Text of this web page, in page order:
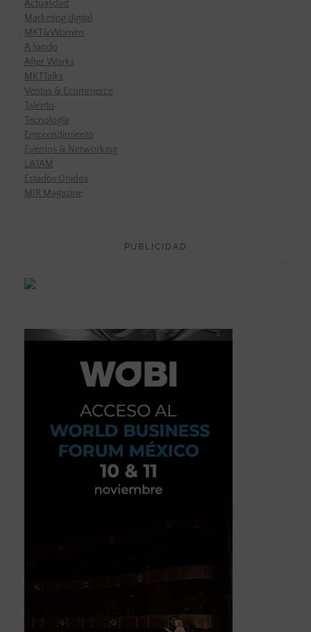
Actualidad
Marketing digital
MKT&Women
A fondo
After Works
MKTTalks
Ventas & Ecommerce
Talento
Tecnología
Emprendimiento
Eventos & Networking
LATAM
Estados Unidos
MIR Magazine
PUBLICIDAD